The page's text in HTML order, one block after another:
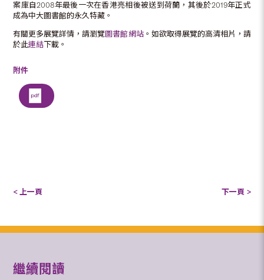
案庫自2008年最後一次在香港亮相後被送到荷蘭，其後於2019年正式
成為中大圖書館的永久特藏。
有關更多展覽詳情，請瀏覽圖書館網站。如欲取得展覽的高清相片，請
於此連結下載。
附件
< 上一頁 下一頁 >
繼續閱讀